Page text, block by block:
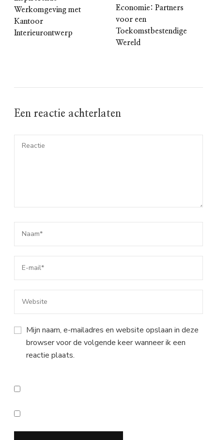
Werkomgeving met
Kantoor
Interieurontwerp
Economie: Partners
voor een
Toekomstbestendige
Wereld
Een reactie achterlaten
Mijn naam, e-mailadres en website opslaan in deze
browser voor de volgende keer wanneer ik een
reactie plaats.